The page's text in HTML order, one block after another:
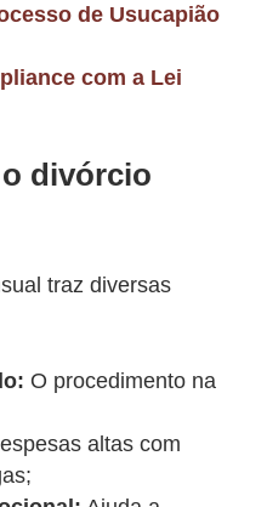
de Usucapião
com a Lei
divórcio
traz diversas
O procedimento na
altas com